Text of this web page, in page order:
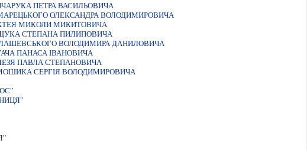
ПЕТРА ВАСИЛЬОВИЧА
ОЛЕКСАНДРА ВОЛОДИМИРОВИЧА
МИКОЛИ МИКИТОВИЧА
СТЕПАНА ПИЛИПОВИЧА
ВОЛОДИМИРА ДАНИЛОВИЧА
ПАНАСА IВАНОВИЧА
ПАВЛА СТЕПАНОВИЧА
СЕРГIЯ ВОЛОДИМИРОВИЧА